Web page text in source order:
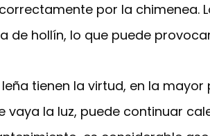
por la chimenea.
de hollín, lo que puede
tienen la virtud, en la
vaya la luz, puede continuar